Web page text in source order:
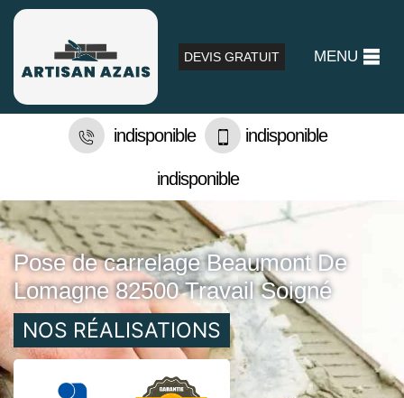
DEVIS GRATUIT MENU
indisponible indisponible
indisponible
Pose de carrelage Beaumont De
Lomagne 82500 Travail Soigné
NOS RÉALISATIONS